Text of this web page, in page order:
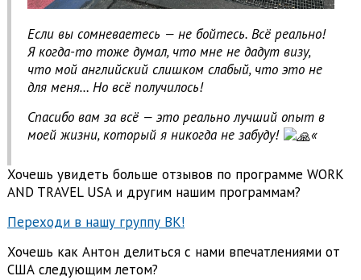
Если вы сомневаетесь — не бойтесь. Всё реально!
Я когда-то тоже думал, что мне не дадут визу,
что мой английский слишком слабый, что это не
для меня… Но всё получилось!
Спасибо вам за всё — это реально лучший опыт в
моей жизни, который я никогда не забуду!
«
Хочешь увидеть больше отзывов по программе WORK
AND TRAVEL USA и другим нашим программам?
Переходи в нашу группу ВК!
Хочешь как Антон делиться с нами впечатлениями от
США следующим летом?